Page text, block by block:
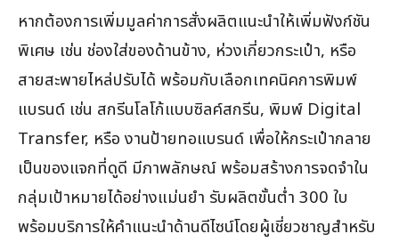
หากต้องการเพิ่มมูลค่าการสั่งผลิตแนะนำให้เพิ่มฟังก์ชัน
พิเศษ เช่น ช่องใส่ของด้านข้าง, ห่วงเกี่ยวกระเป๋า, หรือ
สายสะพายไหล่ปรับได้ พร้อมกับเลือกเทคนิคการพิมพ์
แบรนด์ เช่น สกรีนโลโก้แบบซิลค์สกรีน, พิมพ์ Digital
Transfer, หรือ งานป้ายทอแบรนด์ เพื่อให้กระเป๋ากลาย
เป็นของแจกที่ดูดี มีภาพลักษณ์ พร้อมสร้างการจดจำใน
กลุ่มเป้าหมายได้อย่างแม่นยำ รับผลิตขั้นต่ำ 300 ใบ
พร้อมบริการให้คำแนะนำด้านดีไซน์โดยผู้เชี่ยวชาญสำหรับ